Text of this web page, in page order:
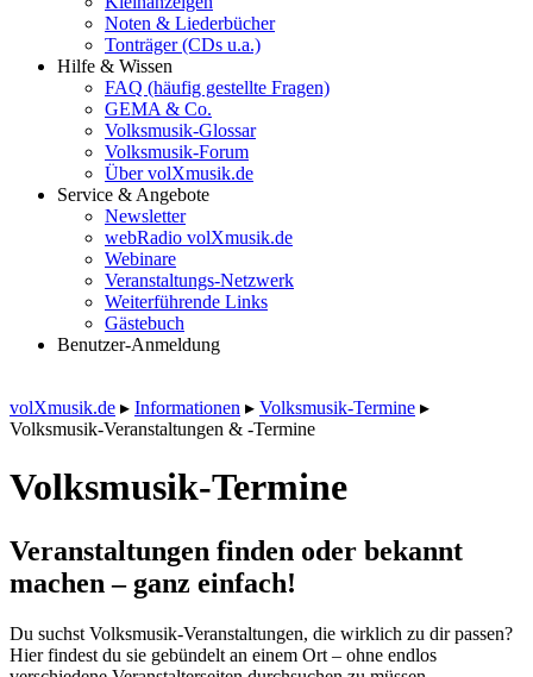
Noten & Liederbücher
Tonträger (CDs u.a.)
Hilfe & Wissen
FAQ (häufig gestellte Fragen)
GEMA & Co.
Volksmusik-Glossar
Volksmusik-Forum
Über volXmusik.de
Service & Angebote
Newsletter
webRadio volXmusik.de
Webinare
Veranstaltungs-Netzwerk
Weiterführende Links
Gästebuch
Benutzer-Anmeldung
volXmusik.de ▸ Informationen ▸ Volksmusik-Termine ▸
Volksmusik-Veranstaltungen & -Termine
Volksmusik-Termine
Veranstaltungen finden oder bekannt
machen – ganz einfach!
Du suchst Volksmusik-Veranstaltungen, die wirklich zu dir passen?
Hier findest du sie gebündelt an einem Ort – ohne endlos